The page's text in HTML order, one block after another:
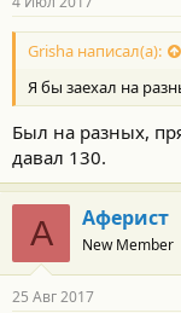
Grisha написал(а):
Я бы заехал на
Был на разных,
давал 130.
А Аферист
New Member
25 Авг 2017